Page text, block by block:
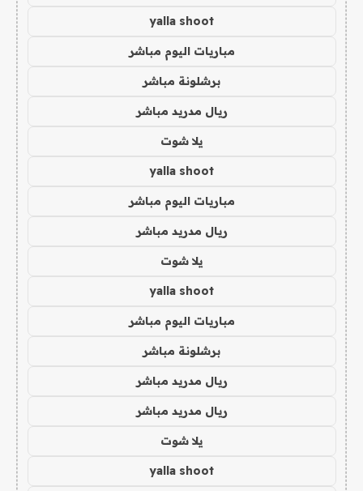
yalla shoot
مباريات اليوم مباشر
برشلونة مباشر
ريال مدريد مباشر
يلا شوت
yalla shoot
مباريات اليوم مباشر
ريال مدريد مباشر
يلا شوت
yalla shoot
مباريات اليوم مباشر
برشلونة مباشر
ريال مدريد مباشر
ريال مدريد مباشر
يلا شوت
yalla shoot